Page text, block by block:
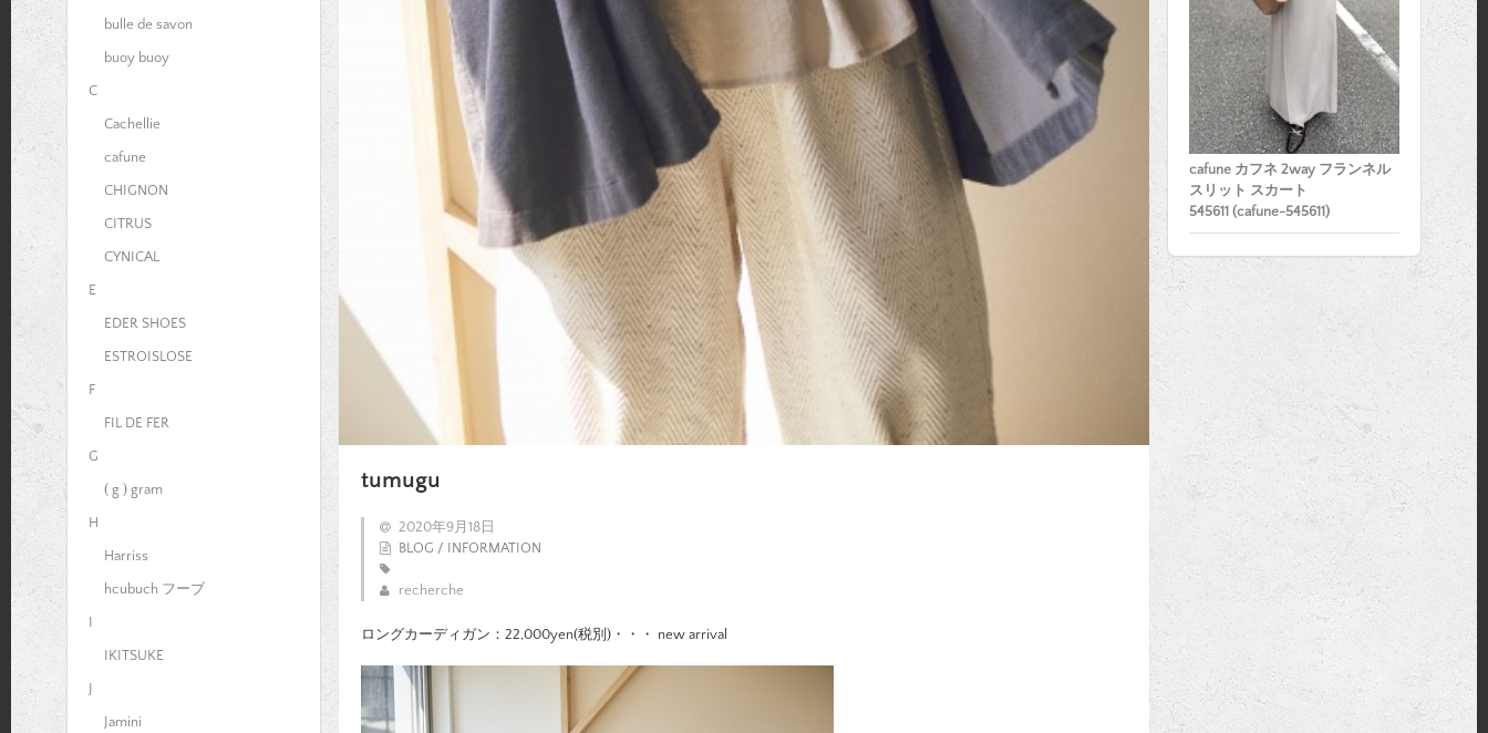
tumugu
2020年9月18日
BLOG / INFORMATION
recherche
ロングカーディガン：22,000yen(税別)・・・ new arrival
cafune カフネ 2way フランネル
スリット スカート
545611 (cafune-545611)
bulle de savon
buoy buoy
C
Cachellie
cafune
CHIGNON
CITRUS
CYNICAL
E
EDER SHOES
ESTROISLOSE
F
FIL DE FER
G
( g ) gram
H
Harriss
hcubuch フーブ
IKITSUKE
Jamini